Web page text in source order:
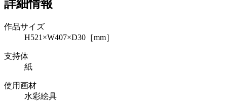
詳細情報
作品サイズ
H521×W407×D30［mm］
支持体
紙
使用画材
水彩絵具